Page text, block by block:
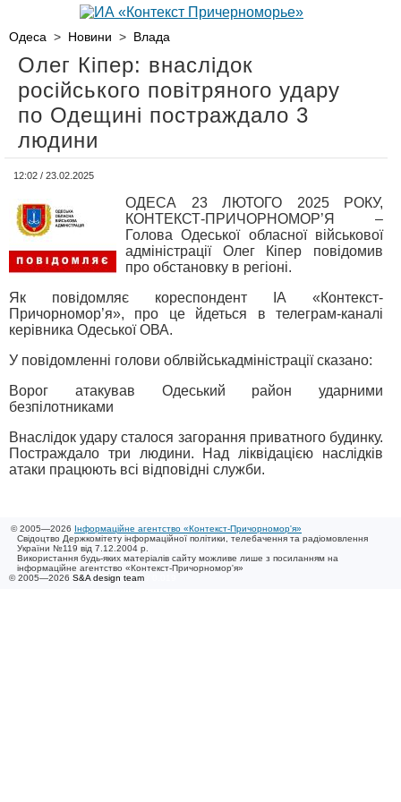
Одеса > Новини > Влада
Олег Кіпер: внаслідок
російського повітряного удару
по Одещині постраждало 3
людини
12:02 / 23.02.2025
ОДЕСА 23 ЛЮТОГО 2025 РОКУ,
КОНТЕКСТ-ПРИЧОРНОМОР’Я –
Голова Одеської обласної військової
адміністрації Олег Кіпер повідомив
про обстановку в регіоні.
Як повідомляє кореспондент ІА «Контекст-
Причорномор’я», про це йдеться в телеграм-каналі
керівника Одеської ОВА.
У повідомленні голови облвійськадміністрації сказано:
Ворог атакував Одеський район ударними
безпілотниками
Внаслідок удару сталося загорання приватного будинку.
Постраждало три людини. Над ліквідацією наслідків
атаки працюють всі відповідні служби.
© 2005—2026 Інформаційне агентство «Контекст-Причорномор'я»
Свідоцтво Держкомітету інформаційної політики, телебачення та радіомовлення
України №119 від 7.12.2004 р.
Використання будь-яких матеріалів сайту можливе лише з посиланням на
інформаційне агентство «Контекст-Причорномор'я»
© 2005—2026 S&A design team